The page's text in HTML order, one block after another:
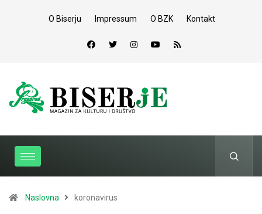
O Biserju Impressum O BZK Kontakt
Naslovna koronavirus